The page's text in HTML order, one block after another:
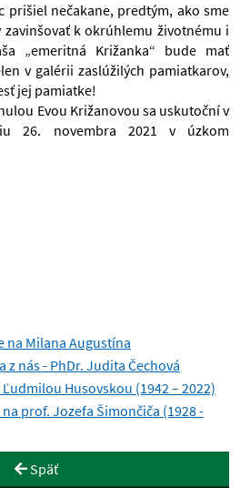
prišiel nečakane, predtým, ako sme
k okrúhlemu životnému i
„emeritná Križanka“ bude mať
v galérii zaslúžilých pamiatkarov,
jej pamiatke!
Evou Križanovou sa uskutoční v
26. novembra 2021 v úzkom
na Milana Augustína
z nás - PhDr. Judita Čechová
Ľudmilou Husovskou (1942 – 2022)
prof. Jozefa Šimončiča (1928 -
Späť